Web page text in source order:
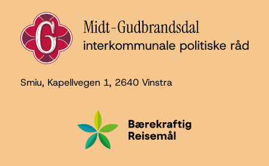
Smiu, Kapellvegen 1, 2640 Vinstra